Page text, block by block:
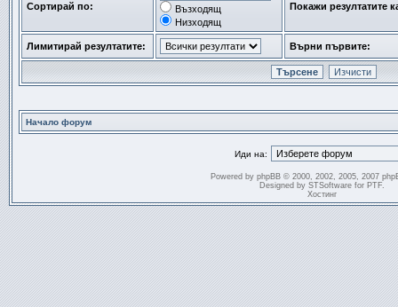
Сортирай по:
Възходящ
Низходящ
Покажи резултатите
Лимитирай резултатите: Върни първите:
Начало форум
Иди на:
Powered by phpBB© 2000, 2002, 2005, 2007
Designed by STSoftwarefor PTF.
Хостинг